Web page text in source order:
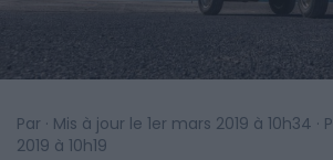
Par · Mis à jour le 1er mars 2019 à 10h34 ·
2019 à 10h19